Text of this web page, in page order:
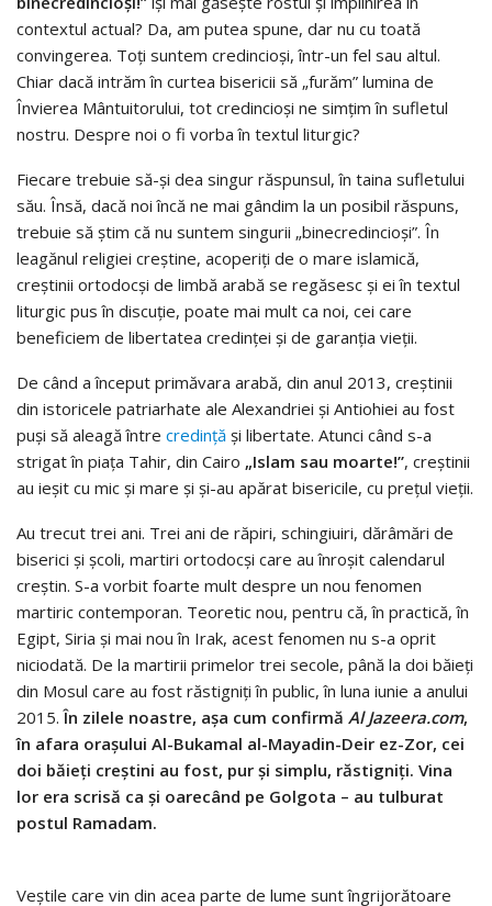
contextul actual? Da, am putea spune, dar nu cu toată
convingerea. Toți suntem credincioși, într-un fel sau altul.
Chiar dacă intrăm în curtea bisericii să „furăm” lumina de
Învierea Mântuitorului, tot credincioși ne simțim în sufletul
nostru. Despre noi o fi vorba în textul liturgic?
Fiecare trebuie să-și dea singur răspunsul, în taina sufletului
său. Însă, dacă noi încă ne mai gândim la un posibil răspuns,
trebuie să știm că nu suntem singurii „binecredincioși”. În
leagănul religiei creștine, acoperiți de o mare islamică,
creștinii ortodocși de limbă arabă se regăsesc și ei în textul
liturgic pus în discuție, poate mai mult ca noi, cei care
beneficiem de libertatea credinței și de garanția vieții.
De când a început primăvara arabă, din anul 2013, creștinii
din istoricele patriarhate ale Alexandriei și Antiohiei au fost
puși să aleagă între credință și libertate. Atunci când s-a
strigat în piața Tahir, din Cairo „Islam sau moarte!”, creștinii
au ieșit cu mic și mare și și-au apărat bisericile, cu prețul vieții.
Au trecut trei ani. Trei ani de răpiri, schingiuiri, dărâmări de
biserici și școli, martiri ortodocși care au înroșit calendarul
creștin. S-a vorbit foarte mult despre un nou fenomen
martiric contemporan. Teoretic nou, pentru că, în practică, în
Egipt, Siria și mai nou în Irak, acest fenomen nu s-a oprit
niciodată. De la martirii primelor trei secole, până la doi băieți
din Mosul care au fost răstigniți în public, în luna iunie a anului
2015.În zilele noastre, așa cum confirmă Al Jazeera.com,
în afara orașului Al-Bukamal al-Mayadin-Deir ez-Zor, cei
doi băieți creștini au fost, pur și simplu, răstigniți. Vina
lor era scrisă ca și oarecând pe Golgota – au tulburat
postul Ramadam.
Veștile care vin din acea parte de lume sunt îngrijorătoare